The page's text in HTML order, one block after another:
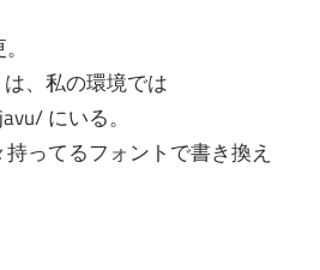
、私の環境では
にいる。
ってるフォントで書き換え